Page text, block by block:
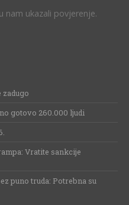
nam ukazali povjerenje.
zadugo
gotovo 260.000 ljudi
Vratite sankcije
puno truda: Potrebna su